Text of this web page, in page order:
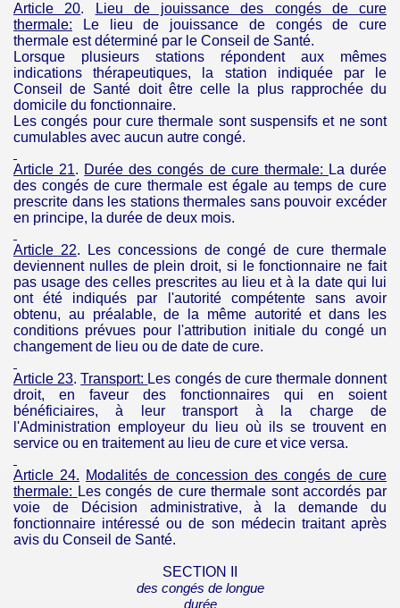
Article 20.
Lieu de jouissance des congés de cure
thermale: Le lieu de jouissance de congés de cure
thermale est déterminé par le Conseil de Santé.
Lorsque plusieurs stations répondent aux mêmes
indications thérapeutiques, la station indiquée par le
Conseil de Santé doit être celle la plus rapprochée du
domicile du fonctionnaire.
Les congés pour cure thermale sont suspensifs et ne sont
cumulables avec aucun autre congé.
Article 21. Durée des congés de cure thermale: La durée
des congés de cure thermale est égale au temps de cure
prescrite dans les stations thermales sans pouvoir excéder
en principe, la durée de deux mois.
Article 22. Les concessions de congé de cure thermale
deviennent nulles de plein droit, si le fonctionnaire ne fait
pas usage des celles prescrites au lieu et à la date qui lui
ont été indiqués par l'autorité compétente sans avoir
obtenu, au préalable, de la même autorité et dans les
conditions prévues pour l'attribution initiale du congé un
changement de lieu ou de date de cure.
Article 23.Transport: Les congés de cure thermale donnent
droit, en faveur des fonctionnaires qui en soient
bénéficiaires, à leur transport à la charge de
l'Administration employeur du lieu où ils se trouvent en
service ou en traitement au lieu de cure et vice versa.
Article 24. Modalités de concession des congés de cure
thermale: Les congés de cure thermale sont accordés par
voie de Décision administrative, à la demande du
fonctionnaire intéressé ou de son médecin traitant après
avis du Conseil de Santé.
SECTION II
des congés de longue
durée